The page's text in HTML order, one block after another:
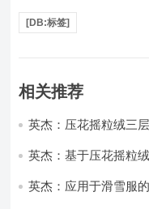
[DB:标签]
相关推荐
英杰：压花摇粒绒三
英杰：基于压花摇粒
英杰：应用于滑雪服